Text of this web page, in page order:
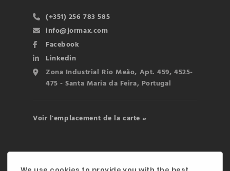
(+351) 256 783 585
info@jormax.com
Facebook
Linkedin
Zona Industrial Rio Meão, Apt. 459, 4525-
475 - Santa Maria da Feira, Portugal
Voir l'emplacement de la carte »